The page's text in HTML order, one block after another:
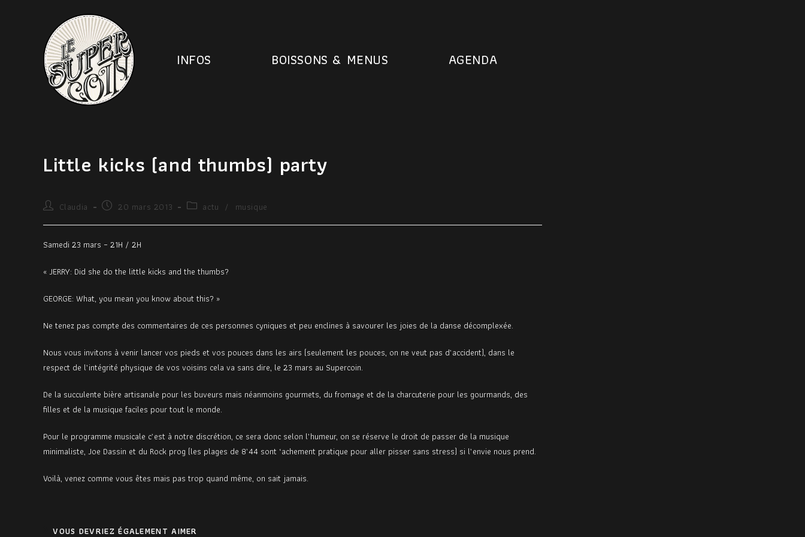
INFOS BOISSONS & MENUS AGENDA
Little kicks (and thumbs) party
Claudia 20 mars 2013 actu / musique
Samedi 23 mars – 21H / 2H
« JERRY: Did she do the little kicks and the thumbs?
GEORGE: What, you mean you know about this? »
Ne tenez pas compte des commentaires de ces personnes cyniques et peu enclines à savourer les joies de la danse décomplexée.
Nous vous invitons à venir lancer vos pieds et vos pouces dans les airs (seulement les pouces, on ne veut pas d’accident), dans le
respect de l’intégrité physique de vos voisins cela va sans dire, le 23 mars au Supercoin.
De la succulente bière artisanale pour les buveurs mais néanmoins gourmets, du fromage et de la charcuterie pour les gourmands, des
filles et de la musique faciles pour tout le monde.
Pour le programme musicale c’est à notre discrétion, ce sera donc selon l’humeur, on se réserve le droit de passer de la musique
minimaliste, Joe Dassin et du Rock prog (les plages de 8’44 sont ‘achement pratique pour aller pisser sans stress) si l’envie nous prend.
Voilà, venez comme vous êtes mais pas trop quand même, on sait jamais.
VOUS DEVRIEZ ÉGALEMENT AIMER